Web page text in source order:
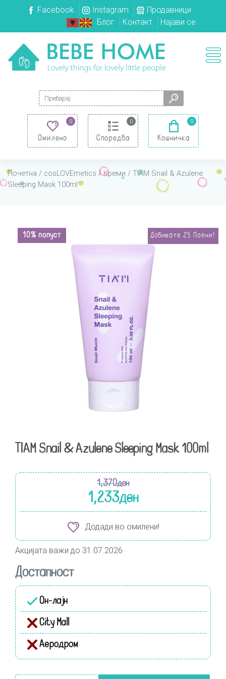
Facebook Instagram
Продавници
Блог
Контакт Најави се
Search for:
0
Омилено
0
Споредба
0
Кошничка
Почетна / cosLOVEmetics /Креми / TIAM Snail & Azulene
Sleeping Mask 100ml
10% попуст Добивате 25 Поени!
TIAM Snail & Azulene Sleeping Mask 100ml
1,370ден
1,233ден
Додади во омилени!
Акцијата важи до 31.07.2026
Достапност
Он-лајн
City Mall
Аеродром